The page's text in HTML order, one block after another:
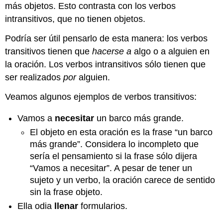
más objetos. Esto contrasta con los verbos
intransitivos, que no tienen objetos.
Podría ser útil pensarlo de esta manera: los verbos
transitivos tienen quehacerse a algo o a alguien en
la oración. Los verbos intransitivos sólo tienen que
ser realizadosporalguien.
Veamos algunos ejemplos de verbos transitivos:
Vamos a necesitar un barco más grande.
El objeto en esta oración es la frase “un barco
más grande”. Considera lo incompleto que
sería el pensamiento si la frase sólo dijera
“Vamos a necesitar”. A pesar de tener un
sujeto y un verbo, la oración carece de sentido
sin la frase objeto.
Ella odia
llenar formularios.